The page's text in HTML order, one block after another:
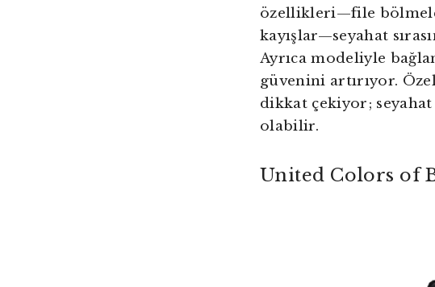
özellikleri—file
kayışlar—seyahat
Ayrıca modeliyle
güvenini artırıyor.
dikkat çekiyor;
olabilir.
United Colors of